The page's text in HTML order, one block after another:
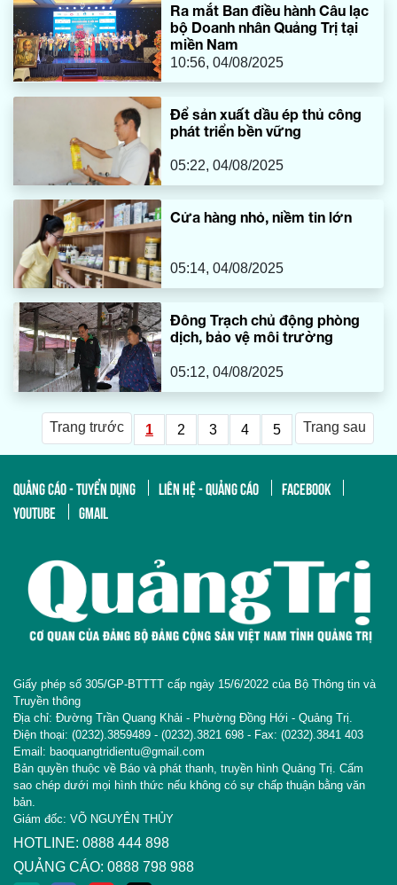
Ra mắt Ban điều hành Câu lạc
bộ Doanh nhân Quảng Trị tại
miền Nam
10:56, 04/08/2025
Để sản xuất dầu ép thủ công
phát triển bền vững
05:22, 04/08/2025
Cửa hàng nhỏ, niềm tin lớn
05:14, 04/08/2025
Đông Trạch chủ động phòng
dịch, bảo vệ môi trường
05:12, 04/08/2025
Trang trước 1 2 3 4 5 Trang sau
QUẢNG CÁO - TUYỂN DỤNG LIÊN HỆ - QUẢNG CÁO
FACEBOOK
YOUTUBE
GMAIL
Giấy phép số 305/GP-BTTTT cấp ngày 15/6/2022 của Bộ Thông tin và
Truyền thông
Địa chỉ: Đường Trần Quang Khải - Phường Đồng Hới - Quảng Trị.
Điện thoại: (0232).3859489 - (0232).3821 698 - Fax: (0232).3841 403
Email: baoquangtridientu@gmail.com
Bản quyền thuộc về Báo và phát thanh, truyền hình Quảng Trị. Cấm
sao chép dưới mọi hình thức nếu không có sự chấp thuận bằng văn
bản.
Giám đốc: VÕ NGUYÊN THỦY
HOTLINE: 0888 444 898
QUẢNG CÁO: 0888 798 988